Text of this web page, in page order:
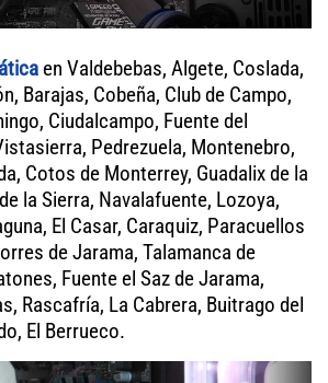
en Valdebebas, Algete, Coslada,
Barajas, Cobeña, Club de Campo,
Ciudalcampo, Fuente del
Pedrezuela, Montenebro,
Cotos de Monterrey, Guadalix de la
la Sierra, Navalafuente, Lozoya,
El Casar, Caraquiz, Paracuellos
de Jarama, Talamanca de
Fuente el Saz de Jarama,
Rascafría, La Cabrera, Buitrago del
El Berrueco.